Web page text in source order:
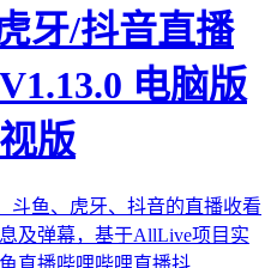
牙/抖音直播
电脑版
版
斗鱼、虎牙、抖音的直播收看
及弹幕，基于AllLive项目实
直播哔哩哔哩直播抖...